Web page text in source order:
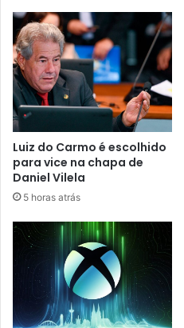
n
d
e
r
e
ç
o
d
e
e
a
l
Luiz do Carmo é escolhido
para vice na chapa de
Daniel Vilela
5 horas atrás